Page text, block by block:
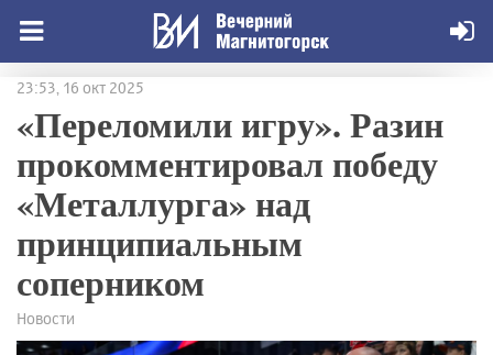
23:53, 16 окт 2025
«Переломили игру». Разин
прокомментировал победу
«Металлурга» над
принципиальным
соперником
Новости